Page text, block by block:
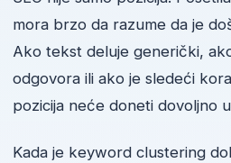
mora brzo da razume da je
Ako tekst deluje generički,
odgovora ili ako je sledeći
pozicija neće doneti dovoljno
Kada je keyword clustering